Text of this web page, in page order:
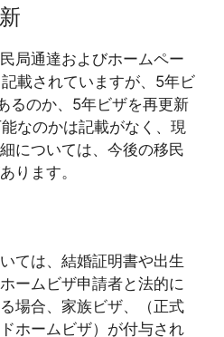
局通達およびホームペー
載されていますが、5年ビ
るのか、5年ビザを再更新
なのかは記載がなく、現
については、今後の移民
ります。
ては、結婚証明書や出生
ームビザ申請者と法的に
場合、家族ビザ、（正式
ホームビザ）が付与され